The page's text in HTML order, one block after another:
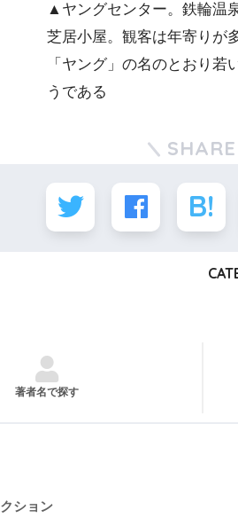
▲ヤングセンター。鉄輪温
芝居小屋。観客は年寄りが
「ヤング」の名のとおり若
うである
SHARE
著者名で探す
ション